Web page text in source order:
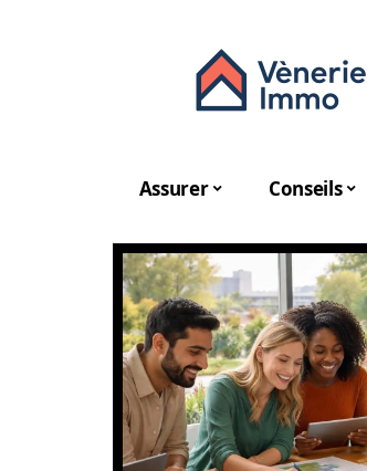
Assurer Conseils